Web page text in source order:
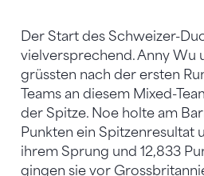
Der Start des Schweizer-
vielversprechend. Anny Wu
grüssten nach der ersten
Teams an diesem Mixed-
der Spitze. Noe holte am
Punkten ein Spitzenresultat
ihrem Sprung und 12,833
gingen sie vor